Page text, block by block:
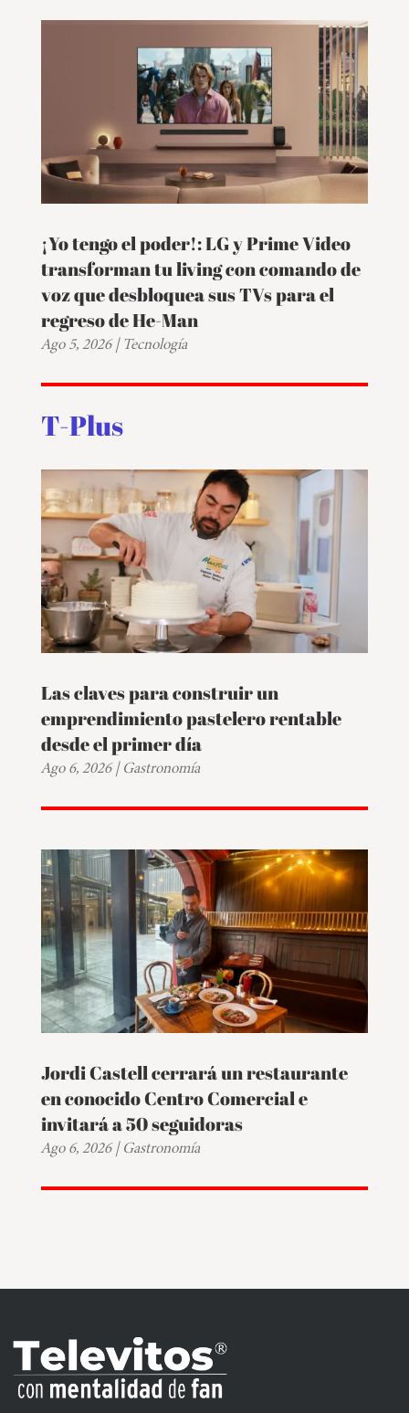
¡Yo tengo el poder!: LG y Prime Video
transforman tu living con comando de
voz que desbloquea sus TVs para el
regreso de He-Man
Ago 5, 2026|Tecnología
T-Plus
Las claves para construir un
emprendimiento pastelero rentable
desde el primer día
Ago 6, 2026|Gastronomía
Jordi Castell cerrará un restaurante
en conocido Centro Comercial e
invitará a 50 seguidoras
Ago 6, 2026|Gastronomía